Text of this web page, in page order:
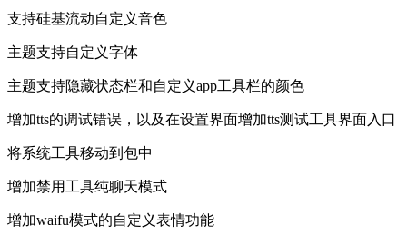
支持硅基流动自定义音色
主题支持自定义字体
主题支持隐藏状态栏和自定义app工具栏的颜色
增加tts的调试错误，以及在设置界面增加tts测试工具界面入口
将系统工具移动到包中
增加禁用工具纯聊天模式
增加waifu模式的自定义表情功能